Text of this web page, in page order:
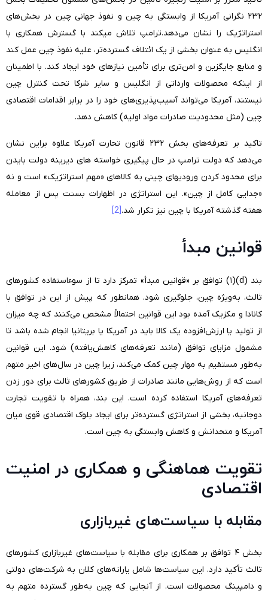
۲۳۲ نگرانی آمریکا از وابستگی به چین و نفوذ جهانی چین در بخش‌های
استراتژیک را نشان می‌دهد.ترامپ تلاش میکند با گسترش همکاری با
انگلیس به عنوان بخشی از یک ائتلاف گسترده‌تر، علیه نفوذ چین عمل کند
و منابع جایگزین و امن‌تری برای تأمین نیازهای خود ایجاد کند. با اطمینان
از اینکه محصولات وارداتی از انگلیس و سایر شرکا تحت کنترل چین
نیستند، آمریکا می‌تواند آسیب‌پذیری‌های خود را در برابر اقدامات اقتصادی
چین (مثل محدودیت صادرات مواد اولیه) کاهش دهد.
تاکید بر تعرفه‌های بخش ۲۳۲ قانون تحارت آمریکا علاوه براین نشان
می‌دهد که دولت ترامپ در حال پیگیری خواسته های دیرینه دولت بایدن
برای محدود کردن ورودیهای چینی به کالاهای «مهم استراتژیک» است و نه
«جدایی کامل از چین». این استراتژی در اظهارات بسنت پس از معامله
هفته گذشته آمریکا با چین نیز تکرار شد.[2]
قوانین مبدأ
بند (d)
(۱) توافق بر «قوانین مبدأ» تمرکز دارد تا از سوءاستفاده کشورهای
ثالث، به‌ویژه چین، جلوگیری شود. همانطور که پیش از این در توافق با
کانادا و مکزیک آمده بود این قوانین احتمالاً مشخص می‌کنند که چه میزان
از تولید یا ارزش‌افزوده یک کالا باید در آمریکا یا بریتانیا انجام شده باشد تا
مشمول مزایای توافق (مانند تعرفه‌های کاهش‌یافته) شود. این قوانین
به‌طور مستقیم به مهار چین کمک می‌کند، زیرا چین در سال‌های اخیر متهم
است که از روش‌هایی مانند صادرات از طریق کشورهای ثالث برای دور زدن
تعرفه‌های آمریکا استفاده کرده است. این بند، همراه با تقویت تجارت
دوجانبه، بخشی از استراتژی گسترده‌تر برای ایجاد بلوک اقتصادی قوی میان
آمریکا و متحدانش و کاهش وابستگی به چین است.
تقویت هماهنگی و همکاری در امنیت
اقتصادی
مقابله با سیاست‌های غیربازاری
بخش ۴ توافق بر همکاری برای مقابله با سیاست‌های غیربازاری کشورهای
ثالث تأکید دارد. این سیاست‌ها شامل یارانه‌های کلان به شرکت‌های دولتی
و دامپینگ محصولات است. از آنجایی که چین به‌طور گسترده متهم به